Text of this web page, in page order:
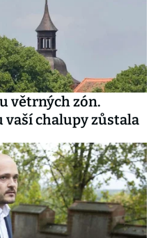
větrných zón.
vaší chalupy zůstala